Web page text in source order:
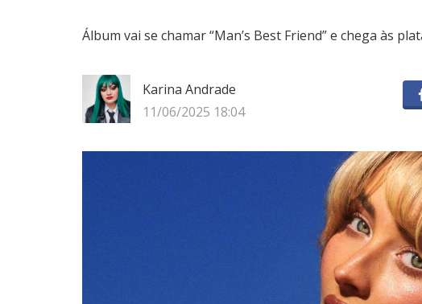
Álbum vai se chamar “Man’s Best Friend” e chega às
Karina Andrade
11/06/2025 18:04